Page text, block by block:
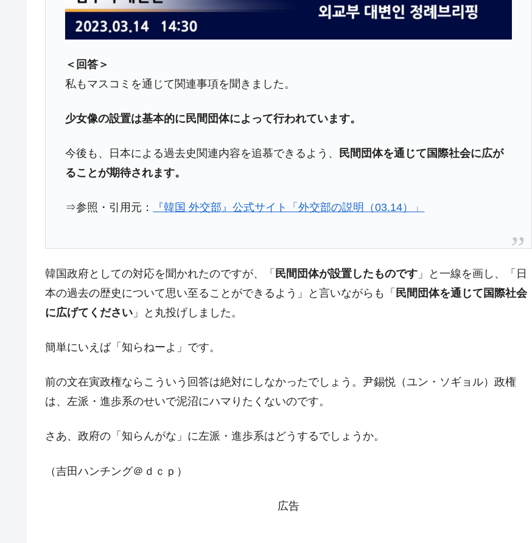
Fact1 夏の甲子園、優勝校を最も多く輩出している都道府県とは？
今話題の「楽天ライオンズ」とは？
奇跡の毛色「白毛馬」とは？
Fact1 全て勝つといくら？ 競馬GI競走で勝利騎手がもらえる賞金とは？
Fact1 発表から2日で大崩壊、鳴かず飛ばずに終わりそうなスーパーリーグとは？
Fact1 日本人マスターズ挑戦の歴史。松山以前に最高位だった選手とは？
Fact1 甲子園通算本塁打、最多の清原に次いで多く打っている意外な選手とは？
＜回答＞
私もマスコミを通じて関連事項を聞きました。
少女像の設置は基本的に民間団体によって行われています。
今後も、日本による過去史関連内容を追慕できるよう、 民間団体を通じて国際社会に広が
ることが期待されます。
⇒参照・引用元： 『韓国 外交部』公式サイト「外交部の説明（03.14）」
韓国政府としての対応を聞かれたのですが、「 民間団体が設置したものです 」と一線を画し、「日
本の過去の歴史について思い至ることができるよう」と言いながらも「 民間団体を通じて国際社会
に広げてください 」と丸投げしました。
簡単にいえば「知らねーよ」です。
前の文在寅政権ならこういう回答は絶対にしなかったでしょう。尹錫悦（ユン・ソギョル）政権
は、左派・進歩系のせいで泥沼にハマりたくないのです。
さあ、政府の「知らんがな」に左派・進歩系はどうするでしょうか。
（吉田ハンチング＠ｄｃｐ）
広告